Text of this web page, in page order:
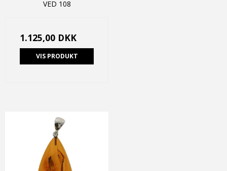
VED 108
1.125,00 DKK
VIS PRODUKT